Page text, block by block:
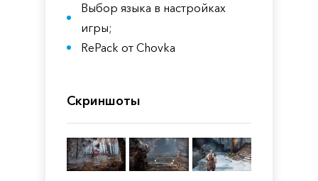
Выбор языка в настройках
игры;
RePack от Chovka
Скриншоты